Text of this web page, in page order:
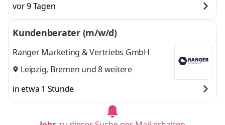
vor 9 Tagen
Kundenberater (m/w/d)
Ranger Marketing & Vertriebs GmbH
Leipzig, Bremen und 8 weitere
in etwa 1 Stunde